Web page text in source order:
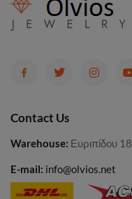
Contact Us
Warehouse: Ευριπίδου 18
E-mail: info@olvios.net